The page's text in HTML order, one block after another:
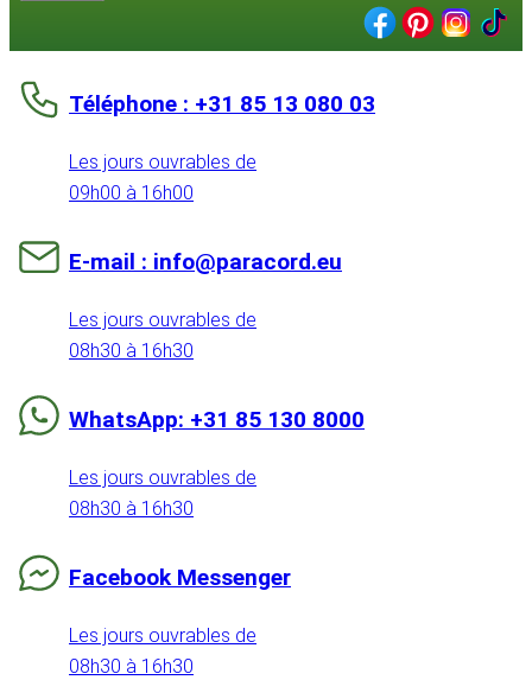
Téléphone : +31 85 13 080 03
Les jours ouvrables de
09h00 à 16h00
E-mail : info@paracord.eu
Les jours ouvrables de
08h30 à 16h30
WhatsApp: +31 85 130 8000
Les jours ouvrables de
08h30 à 16h30
Facebook Messenger
Les jours ouvrables de
08h30 à 16h30